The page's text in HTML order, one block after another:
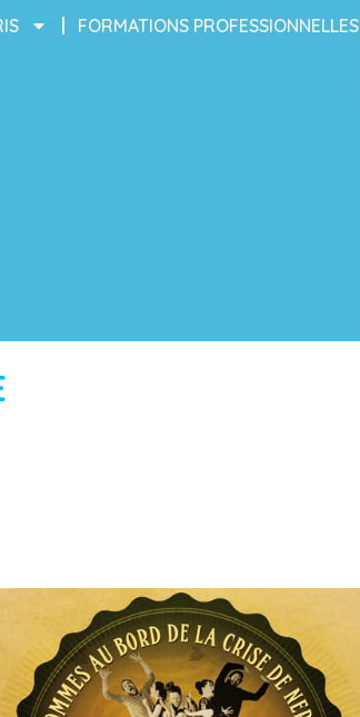
FORMATIONS PROFESSIONNELLES